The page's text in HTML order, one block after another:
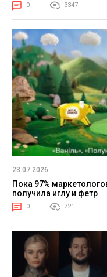
0 3347
23.07.2026
Пока 97%
получила иглу и фетр
0 721